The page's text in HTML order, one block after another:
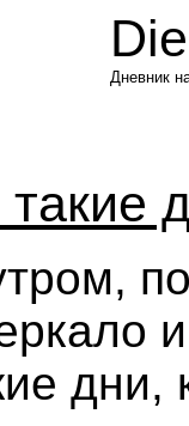
Дневник
дни,